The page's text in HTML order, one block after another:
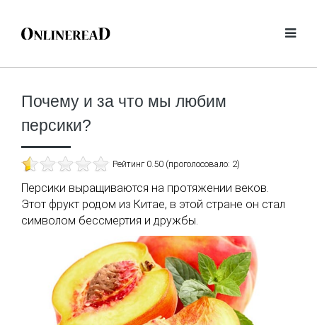
Почему и за что мы любим
персики?
Рейтинг 0.50 (проголосовало: 2)
Персики выращиваются на протяжении веков.
Этот фрукт родом из Китае, в этой стране он стал
символом бессмертия и дружбы.